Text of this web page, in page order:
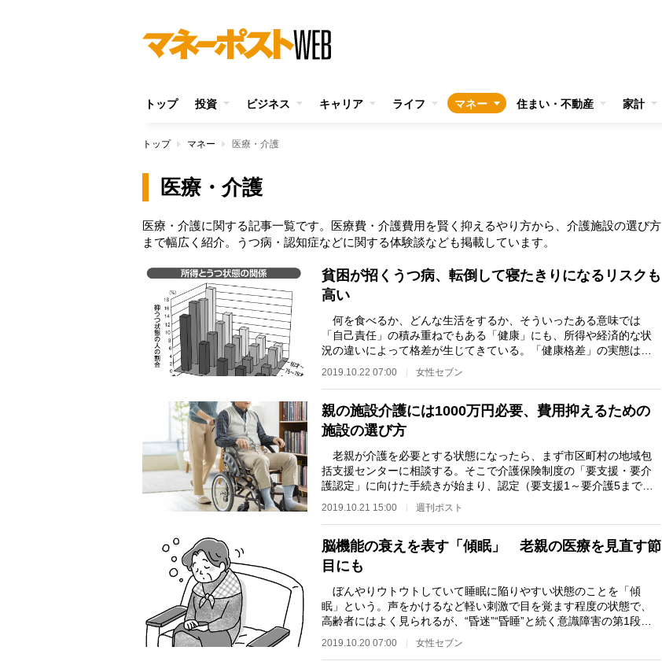
トップ 投資 ビジネス キャリア ライフ マネー 住まい・不動産 家計
トップ マネー 医療・介護
医療・介護
医療・介護に関する記事一覧です。医療費・介護費用を賢く抑えるやり方から、介護施設の選び方
まで幅広く紹介。うつ病・認知症などに関する体験談なども掲載しています。
貧困が招くうつ病、転倒して寝たきりになるリスクも
高い
何を食べるか、どんな生活をするか、そういったある意味では
「自己責任」の積み重ねでもある「健康」にも、所得や経済的な状
況の違いによって格差が生じてきている。「健康格差」の実態はど
のようなものなのか。…
2019.10.22 07:00 女性セブン
親の施設介護には1000万円必要、費用抑えるための
施設の選び方
老親が介護を必要とする状態になったら、まず市区町村の地域包
括支援センターに相談する。そこで介護保険制度の「要支援・要介
護認定」に向けた手続きが始まり、認定（要支援1～要介護5までの7
段階）されれば、介…
2019.10.21 15:00 週刊ポスト
脳機能の衰えを表す「傾眠」 老親の医療を見直す節
目にも
ぼんやりウトウトしていて睡眠に陥りやすい状態のことを「傾
眠」という。声をかけるなど軽い刺激で目を覚ます程度の状態で、
高齢者にはよく見られるが、“昏迷”“昏睡”と続く意識障害の第1段階
でもあるという。その…
2019.10.20 07:00 女性セブン